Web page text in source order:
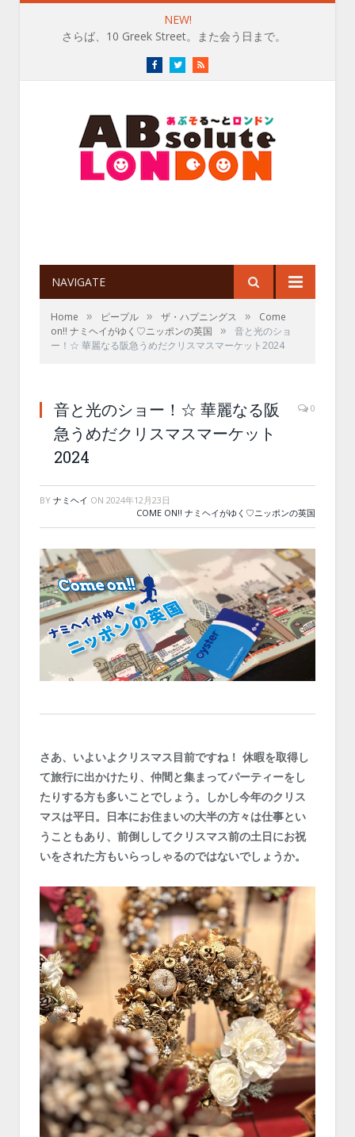
NEW!
さらば、10 Greek Street。また会う日まで。
FacebookTwitterRSS
NAVIGATE
Home » ピープル » ザ・ハプニングス »
Come
on!! ナミヘイがゆく♡ニッポンの英国
»
音と光のショ
ー！☆ 華麗なる阪急うめだクリスマスマーケット2024
音と光のショー！☆ 華麗なる阪
急うめだクリスマスマーケット
2024
0
BY ナミヘイ ON 2024年12月23日
COME ON!! ナミヘイがゆく♡ニッポンの英国
さあ、いよいよクリスマス目前ですね！ 休暇を取得し
て旅行に出かけたり、仲間と集まってパーティーをし
たりする方も多いことでしょう。しかし今年のクリス
マスは平日。日本にお住まいの大半の方々は仕事とい
うこともあり、前倒ししてクリスマス前の土日にお祝
いをされた方もいらっしゃるのではないでしょうか。